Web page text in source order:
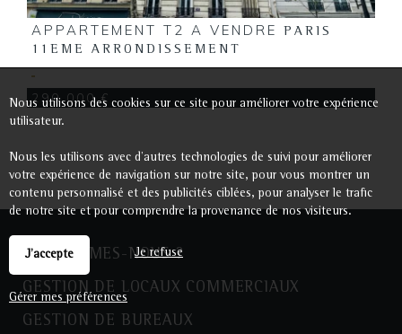
APPARTEMENT T2 A VENDRE
PARIS
11EME ARRONDISSEMENT
290 000 €
QUI SOMMES-NOUS ?
GESTION DE LOCAUX COMMERCIAUX
GESTION DE BUREAUX
Nous utilisons des cookies sur ce site pour améliorer votre expérience
utilisateur.
Nous les utilisons avec d'autres technologies de suivi pour améliorer
votre expérience de navigation sur notre site, pour vous montrer un
contenu personnalisé et des publicités ciblées, pour analyser le trafic
de notre site et pour comprendre la provenance de nos visiteurs.
J'accepte Je refuse
Gérer mes préférences